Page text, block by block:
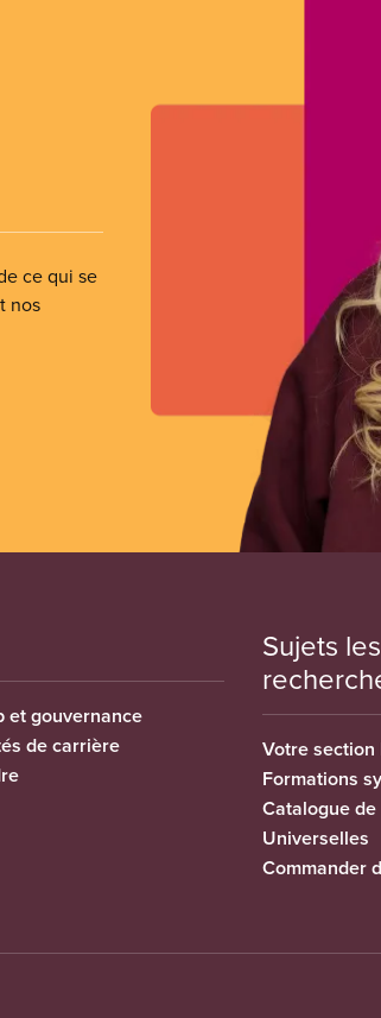
ce qui se
nos
et gouvernance
de carrière
Sujets
Votre section
Formations
Catalogue
Universelles
Commander